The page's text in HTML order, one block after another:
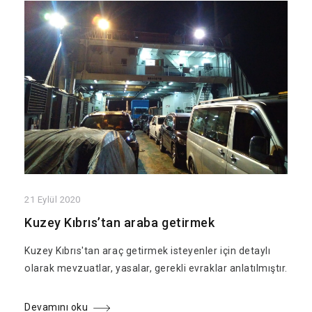
21 Eylül 2020
Kuzey Kıbrıs’tan araba getirmek
Kuzey Kıbrıs'tan araç getirmek isteyenler için detaylı
olarak mevzuatlar, yasalar, gerekli evraklar anlatılmıştır.
Devamını oku